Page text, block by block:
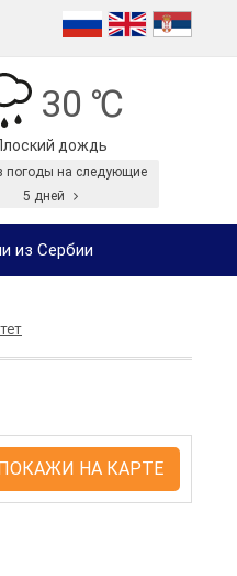
30 ℃
дождь
погоды на следующие
5 дней
из Сербии
НА КАРТЕ